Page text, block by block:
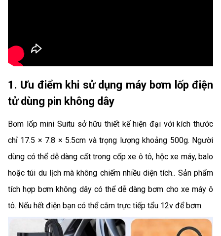
1. Ưu điểm khi sử dụng máy bơm lốp điện
tử dùng pin không dây
Bơm lốp mini Suitu sở hữu thiết kế hiện đại với kích thước
chỉ 17.5 × 7.8 × 5.5cm và trọng lượng khoảng 500g. Người
dùng có thể dễ dàng cất trong cốp xe ô tô, hộc xe máy, balo
hoặc túi du lịch mà không chiếm nhiều diện tích.. Sản phẩm
tích hợp bơm không dây có thể dễ dàng bơm cho xe máy ô
tô. Nếu hết điện bạn có thể cắm trực tiếp tẩu 12v để bơm.